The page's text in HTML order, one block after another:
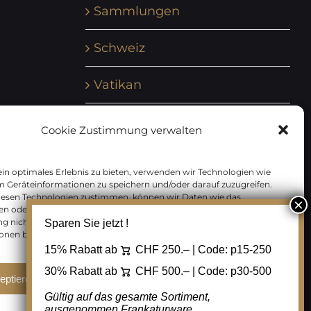
Cookie Zustimmung verwalten
optimales Erlebnis zu bieten, verwenden wir Technologien wie
Geräteinformationen zu speichern und/oder darauf zuzugreifen.
Technologien zustimmen, können wir Daten wie das
oder eindeutige IDs auf dieser Website verarbeiten. Wenn Sie Ihre
nicht erteilen oder zurückziehen, können bestimmte Merkmale
beeinträchtigt werden.
Ablehnen Cookie Einstellungen
Sammlungen
Schweiz
Vatikan
Zensurbelege Österreich
Zensurbelege Schweiz
Sparen Sie jetzt !
15% Rabatt ab CHF 250.– | Code: p15-250
30% Rabatt ab
CHF 500.– | Code: p30-500
Gültig auf das gesamte Sortiment,